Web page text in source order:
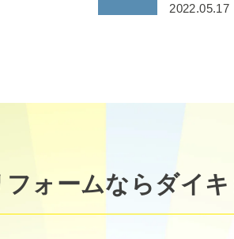
2022.05.17
ォームならダイキ